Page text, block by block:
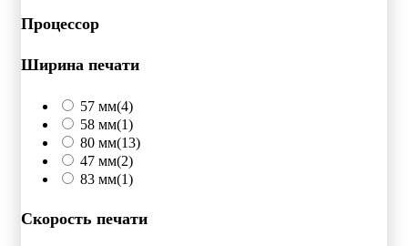
Процессор
Ширина печати
57 мм(4)
58 мм(1)
80 мм(13)
47 мм(2)
83 мм(1)
Скорость печати